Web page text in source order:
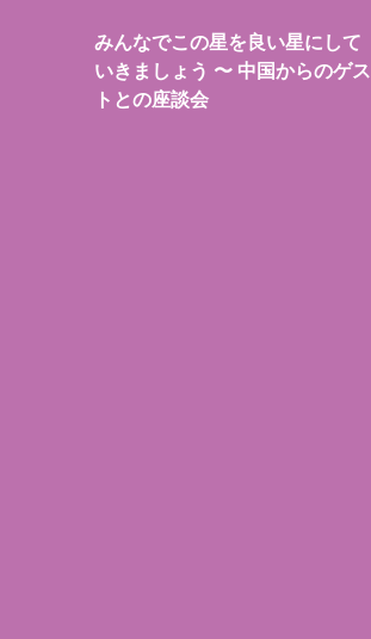
みんなでこの星を良い星にして
いきましょう 〜 中国からのゲス
トとの座談会